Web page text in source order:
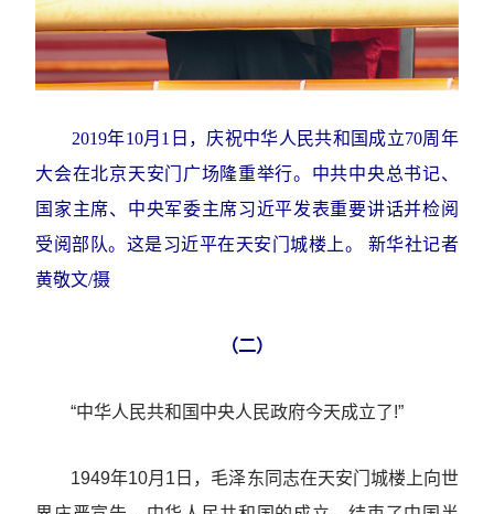
2019年10月1日，庆祝中华人民共和国成立70周年
大会在北京天安门广场隆重举行。中共中央总书记、
国家主席、中央军委主席习近平发表重要讲话并检阅
受阅部队。这是习近平在天安门城楼上。 新华社记者
黄敬文/摄
（二）
“中华人民共和国中央人民政府今天成立了!”
1949年10月1日，毛泽东同志在天安门城楼上向世